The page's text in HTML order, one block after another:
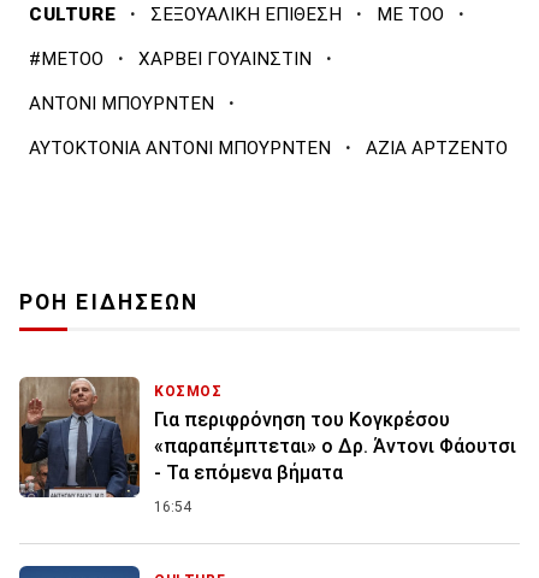
CULTURE · ΣΕΞΟΥΑΛΙΚΗ ΕΠΙΘΕΣΗ · ME TOO ·
#METOO · ΧΑΡΒΕΙ ΓΟΥΑΙΝΣΤΙΝ ·
ΑΝΤΟΝΙ ΜΠΟΥΡΝΤΕΝ ·
ΑΥΤΟΚΤΟΝΙΑ ΑΝΤΟΝΙ ΜΠΟΥΡΝΤΕΝ · ΑΖΙΑ ΑΡΤΖΕΝΤΟ
ΡΟΗ ΕΙΔΗΣΕΩΝ
ΚΟΣΜΟΣ
Για περιφρόνηση του Κογκρέσου
«παραπέμπτεται» ο Δρ. Άντονι Φάουτσι
- Τα επόμενα βήματα
16:54